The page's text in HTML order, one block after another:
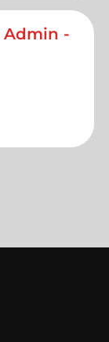
Admin -